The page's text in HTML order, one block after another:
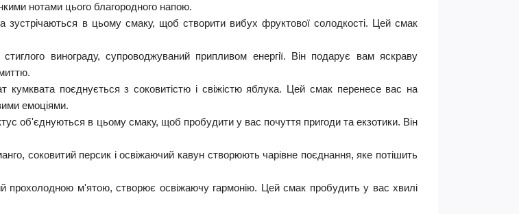
нотами цього благородного напою.
зустрічаються в цьому смаку, щоб створити вибух фруктової солодкості. Цей смак
винограду, супроводжуваний припливом енергії. Він подарує вам яскраву
кумквата поєднується з соковитістю і свіжістю яблука. Цей смак перенесе вас на
емоціями.
об'єднуються в цьому смаку, щоб пробудити у вас почуття пригоди та екзотики. Він
соковитий персик і освіжаючий кавун створюють чарівне поєднання, яке потішить
прохолодною м'ятою, створює освіжаючу гармонію. Цей смак пробудить у вас хвилі